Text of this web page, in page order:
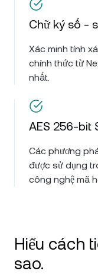
Chữ ký số -
Xác minh tính
chính thức từ
nhất.
AES 256-bit
Các phương
được sử dụng
công nghệ mã
Hiểu cách
sao.